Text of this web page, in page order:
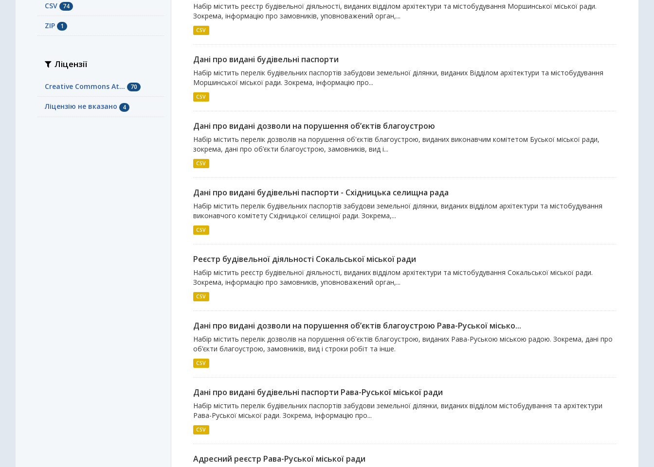
CSV 74
ZIP 1
Ліцензії
Creative Commons At... 70
Ліцензію не вказано 4
Набір містить реєстр будівельної діяльності, виданих відділом архітектури та містобудування Моршинської міської ради.
Зокрема, інформацію про замовників, уповноважений орган,...
CSV
Дані про видані будівельні паспорти
Набір містить перелік будівельних паспортів забудови земельної ділянки, виданих Відділом архітектури та містобудування
Моршинської міської ради. Зокрема, інформацію про...
CSV
Дані про видані дозволи на порушення об’єктів благоустрою
Набір містить перелік дозволів на порушення об'єктів благоустрою, виданих виконавчим комітетом Буської міської ради,
зокрема, дані про об’єкти благоустрою, замовників, вид і...
CSV
Дані про видані будівельні паспорти - Східницька селищна рада
Набір містить перелік будівельних паспортів забудови земельної ділянки, виданих відділом архітектури та містобудування
виконавчого комітету Східницької селищної ради. Зокрема,...
CSV
Реєстр будівельної діяльності Сокальської міської ради
Набір містить реєстр будівельної діяльності, виданих відділом архітектури та містобудування Сокальської міської ради.
Зокрема, інформацію про замовників, уповноважений орган,...
CSV
Дані про видані дозволи на порушення об’єктів благоустрою Рава-Руської місько...
Набір містить перелік дозволів на порушення об'єктів благоустрою, виданих Рава-Руською міською радою. Зокрема, дані про
об’єкти благоустрою, замовників, вид і строки робіт та інше.
CSV
Дані про видані будівельні паспорти Рава-Руської міської ради
Набір містить перелік будівельних паспортів забудови земельної ділянки, виданих відділом містобудування та архітектури
Рава-Руської міської ради. Зокрема, інформацію про...
CSV
Адресний реєстр Рава-Руської міської ради